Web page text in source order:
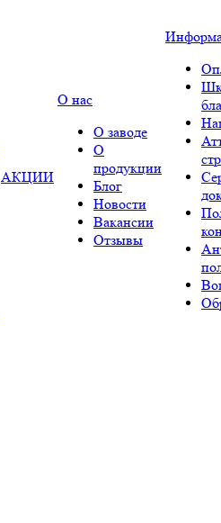
АКЦИИ
О нас
О заводе
О
продукции
Блог
Новости
Вакансии
Отзывы